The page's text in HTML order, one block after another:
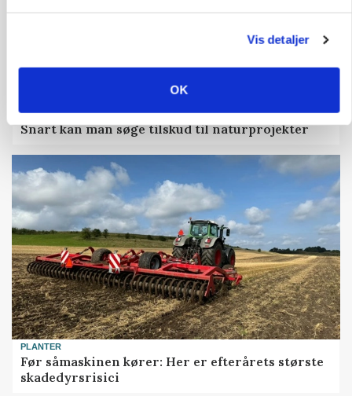
Vis detaljer
OK
KVÆG
Snart kan man søge tilskud til naturprojekter
PLANTER
Før såmaskinen kører: Her er efterårets største
skadedyrsrisici